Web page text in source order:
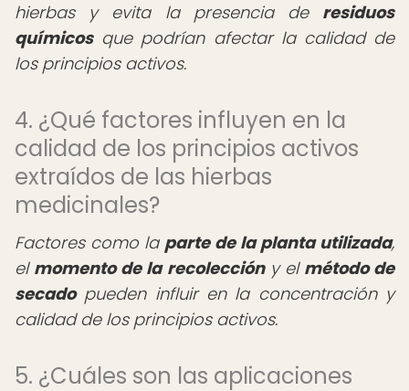
hierbas y evita la presencia de residuos
químicosque podrían afectar la calidad de
los principios activos.
4. ¿Qué factores influyen en la
calidad de los principios activos
extraídos de las hierbas
medicinales?
Factores como la parte de la planta utilizada,
el momento de la recoleccióny el método de
secadopueden influir en la concentración y
calidad de los principios activos.
5. ¿Cuáles son las aplicaciones